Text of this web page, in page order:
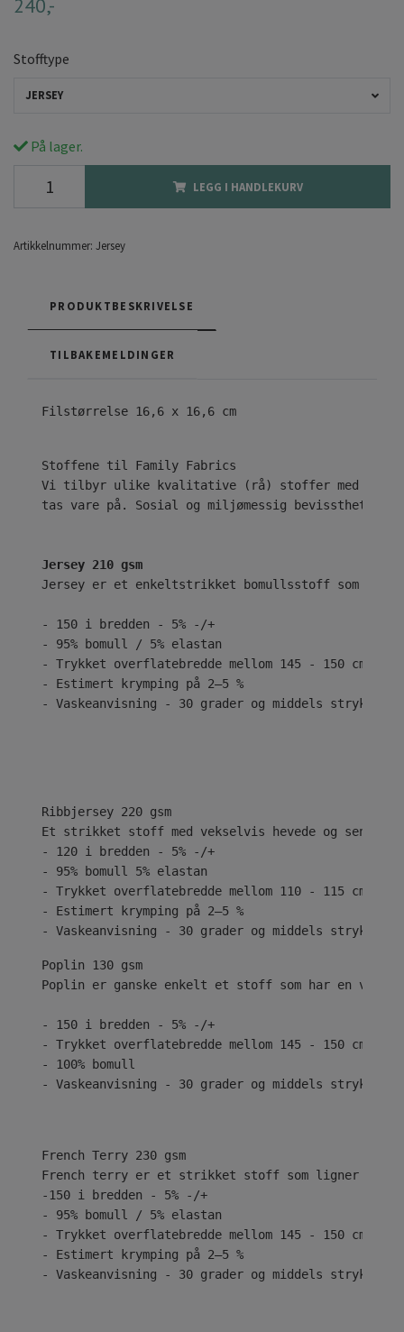
Stofftype
JERSEY
På lager.
LEGG I HANDLEKURV
Artikkelnummer: Jersey
PRODUKTBESKRIVELSE
TILBAKEMELDINGER
Filstørrelse 16,6 x 16,6 cm
Vi tilbyr ulike kvalitative (rå) stoffer med
tas vare på. Sosial og miljømessig bevissthet
Jersey 210 gsm
Jersey er et enkeltstrikket bomullsstoff som er
- 150 i bredden - 5% -/+
- 95% bomull / 5% elastan
- Trykket overflatebredde mellom 145 - 150 cm
- Estimert krymping på 2–5 %
- Vaskeanvisning - 30 grader og middels stryk
Ribbjersey 220 gsm
Et strikket stoff med vekselvis hevede og
- 120 i bredden - 5% -/+
- 95% bomull 5% elastan
- Trykket overflatebredde mellom 110 - 115 cm
- Estimert krymping på 2–5 %
- Vaskeanvisning - 30 grader og middels stryk
Poplin 130 gsm
Poplin er ganske enkelt et stoff som har en
- 150 i bredden - 5% -/+
- Trykket overflatebredde mellom 145 - 150 cm
- 100% bomull
- Vaskeanvisning - 30 grader og middels stryk
French Terry 230 gsm
French terry er et strikket stoff som ligner på
-150 i bredden - 5% -/+
- 95% bomull / 5% elastan
- Trykket overflatebredde mellom 145 - 150 cm
- Estimert krymping på 2–5 %
- Vaskeanvisning - 30 grader og middels stryk